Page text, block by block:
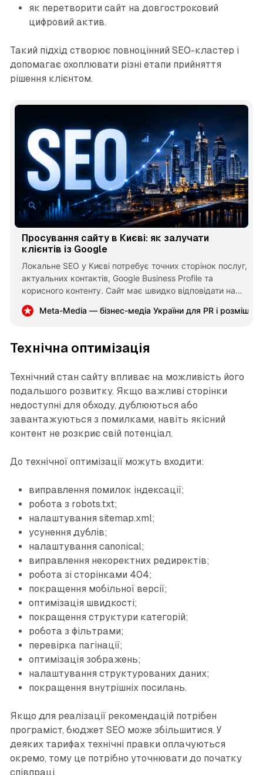
як перетворити сайт на довгостроковий
цифровий актив.
Такий підхід створює повноцінний SEO-кластер і
допомагає охоплювати різні етапи прийняття
рішення клієнтом.
Просування сайту в Києві: як залучати
клієнтів із Google
Локальне SEO у Києві потребує точних сторінок послуг,
актуальних контактів, Google Business Profile та
корисного контенту. Сайт має швидко відповідати на
головні питання клієнта: що ви пропонуєте, де
працюєте та як замовити послугу.
Meta-Media — бізнес-медіа України для PR і
Технічна оптимізація
Технічний стан сайту впливає на можливість його
подальшого розвитку. Якщо важливі сторінки
недоступні для обходу, дублюються або
завантажуються з помилками, навіть якісний
контент не розкриє свій потенціал.
До технічної оптимізації можуть входити:
виправлення помилок індексації;
робота з robots.txt;
налаштування sitemap.xml;
усунення дублів;
налаштування canonical;
виправлення некоректних редиректів;
робота зі сторінками 404;
покращення мобільної версії;
оптимізація швидкості;
покращення структури категорій;
робота з фільтрами;
перевірка пагінації;
оптимізація зображень;
налаштування структурованих даних;
покращення внутрішніх посилань.
Якщо для реалізації рекомендацій потрібен
програміст, бюджет SEO може збільшитися. У
деяких тарифах технічні правки оплачуються
окремо, тому це потрібно уточнювати до початку
співпраці.